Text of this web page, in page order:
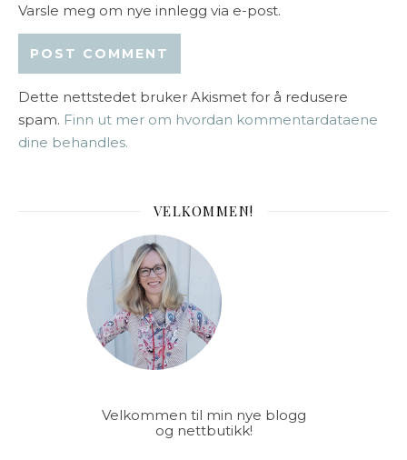
Varsle meg om nye innlegg via e-post.
Dette nettstedet bruker Akismet for å redusere
spam. Finn ut mer om hvordan kommentardataene
dine behandles.
VELKOMMEN!
Velkommen til min nye blogg
og nettbutikk!